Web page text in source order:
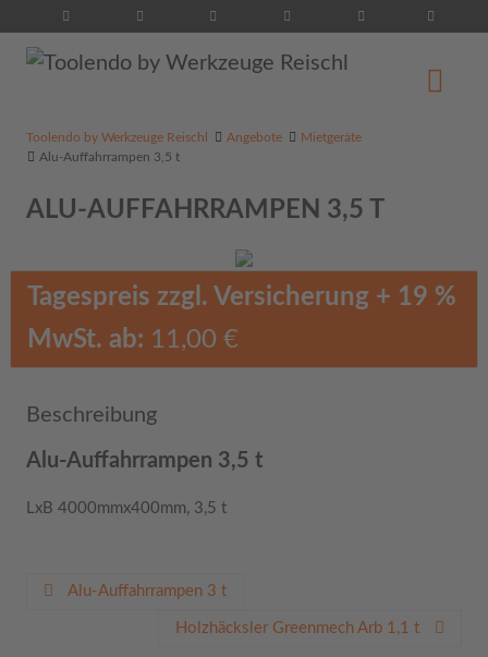
Suche...
Toolendo by Werkzeuge Reischl Angebote
Mietgeräte
Alu-Auffahrrampen 3,5 t
ALU-AUFFAHRRAMPEN 3,5 T
Tagespreis zzgl. Versicherung + 19 %
MwSt. ab: 11,00 €
Beschreibung
Alu-Auffahrrampen 3,5 t
LxB 4000mmx400mm, 3,5 t
Beitragsnavigation
Alu-Auffahrrampen 3 t
Holzhäcksler Greenmech Arb 1,1 t